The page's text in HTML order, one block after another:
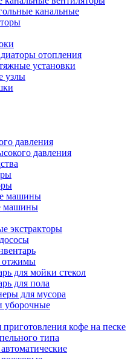
канальные
отопления
установки
узлы
давления
давления
машины
машины
экстракторы
отжимы
для мойки стекол
для пола
для мусора
уборочные
кофе на песке
типа